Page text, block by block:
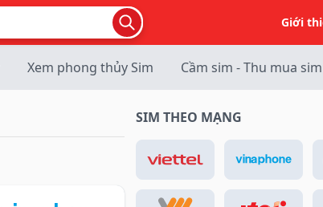
Giới
Xem phong thủy Sim Cầm sim - Thu mua sim
SIM THEO MẠNG